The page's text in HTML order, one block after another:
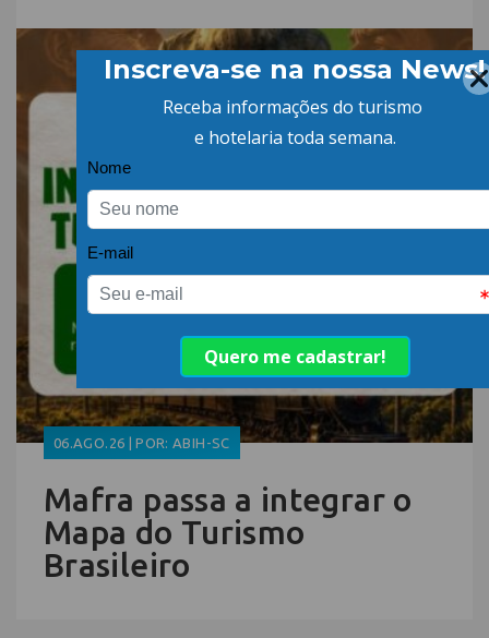
06.AGO.26 | POR: ABIH-SC
Mafra passa a integrar o
Mapa do Turismo
Brasileiro